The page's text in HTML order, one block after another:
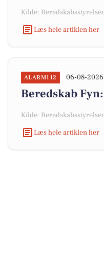
Kilde:
Læs hele artiklen her
ALARM112 06-08-2026
Beredskab
Kilde:
Læs hele artiklen her